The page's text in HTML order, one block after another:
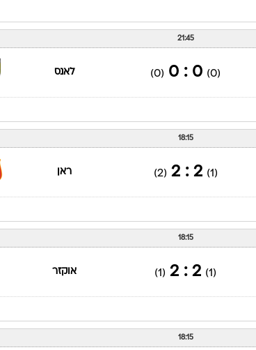
21:45
(0)
0 : 0
(0) לאנס
18:15
(1)
2 : 2
(2) ראן
18:15
(1)
2 : 2
(1) אוקזר
18:15